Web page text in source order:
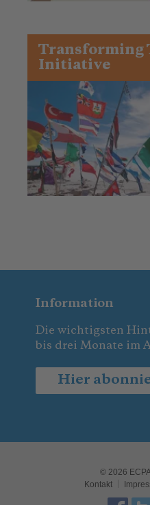
Transforming
Initiative
Information
Die wichtigsten
bis drei Monate im
Hier
© 2026
Kontakt